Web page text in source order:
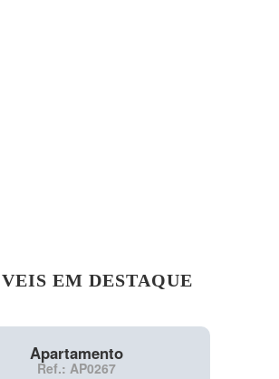
EM DESTAQUE
Apartamento
Ref.: AP0267